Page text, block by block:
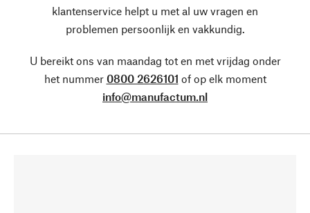
klantenservice helpt u met al uw vragen en
problemen persoonlijk en vakkundig.
U bereikt ons van maandag tot en met vrijdag onder
het nummer 0800 2626101 of op elk moment
info@manufactum.nl